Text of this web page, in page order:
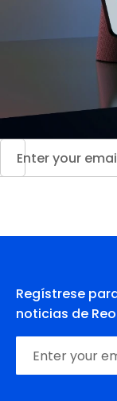
Regístrese
noticias de